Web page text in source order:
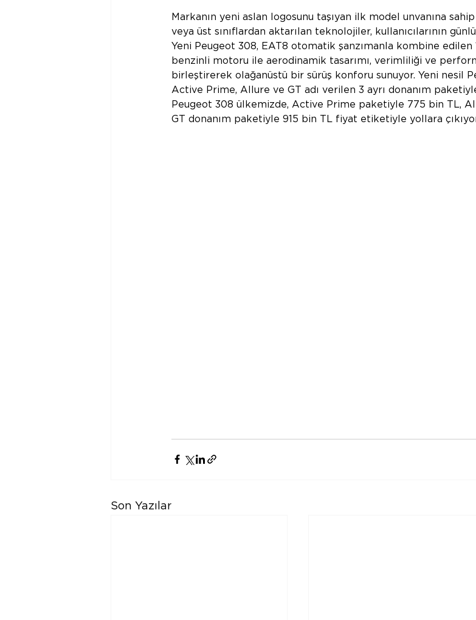
Markanın yeni aslan logosunu taşıyan ilk model unvanına
veya üst sınıflardan aktarılan teknolojiler, kullanıcılarının
Yeni Peugeot 308, EAT8 otomatik şanzımanla kombine edilen
benzinli motoru ile aerodinamik tasarımı, verimliliği ve
birleştirerek olağanüstü bir sürüş konforu sunuyor. Yeni nesil
Active Prime, Allure ve GT adı verilen 3 ayrı donanım
Peugeot 308 ülkemizde, Active Prime paketiyle 775 bin TL,
GT donanım paketiyle 915 bin TL fiyat etiketiyle yollara
Son Yazılar